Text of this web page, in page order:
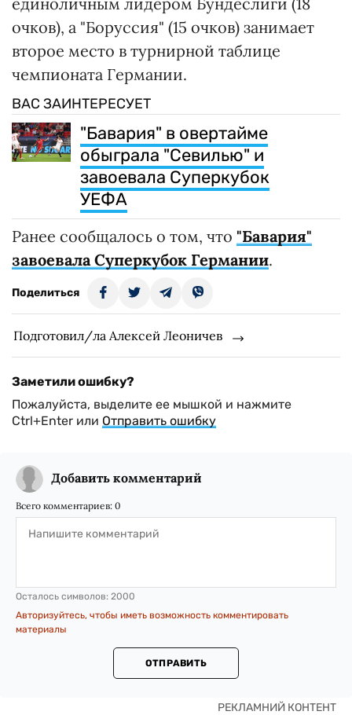
очков), а "Боруссия" (15 очков) занимает
второе место в турнирной таблице
чемпионата Германии.
ВАС ЗАИНТЕРЕСУЕТ
"Бавария" в овертайме
обыграла "Севилью" и
завоевала Суперкубок
УЕФА
Ранее сообщалось о том, что "Бавария"
завоевала Суперкубок Германии.
Поделиться
Подготовил/ла Алексей Леоничев
Заметили ошибку?
Пожалуйста, выделите ее мышкой и нажмите
Ctrl+Enter или Отправить ошибку
Добавить комментарий
Всего комментариев: 0
Осталось символов: 2000
Авторизуйтесь, чтобы иметь возможность комментировать
материалы
ОТПРАВИТЬ